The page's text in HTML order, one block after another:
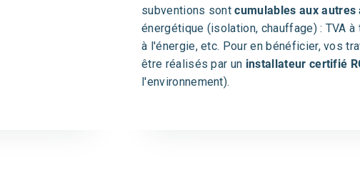
subventions sont cumulables aux autres
énergétique (isolation, chauffage) : TVA
à l'énergie, etc. Pour en bénéficier, vos
être réalisés par un installateur certifié
l'environnement).